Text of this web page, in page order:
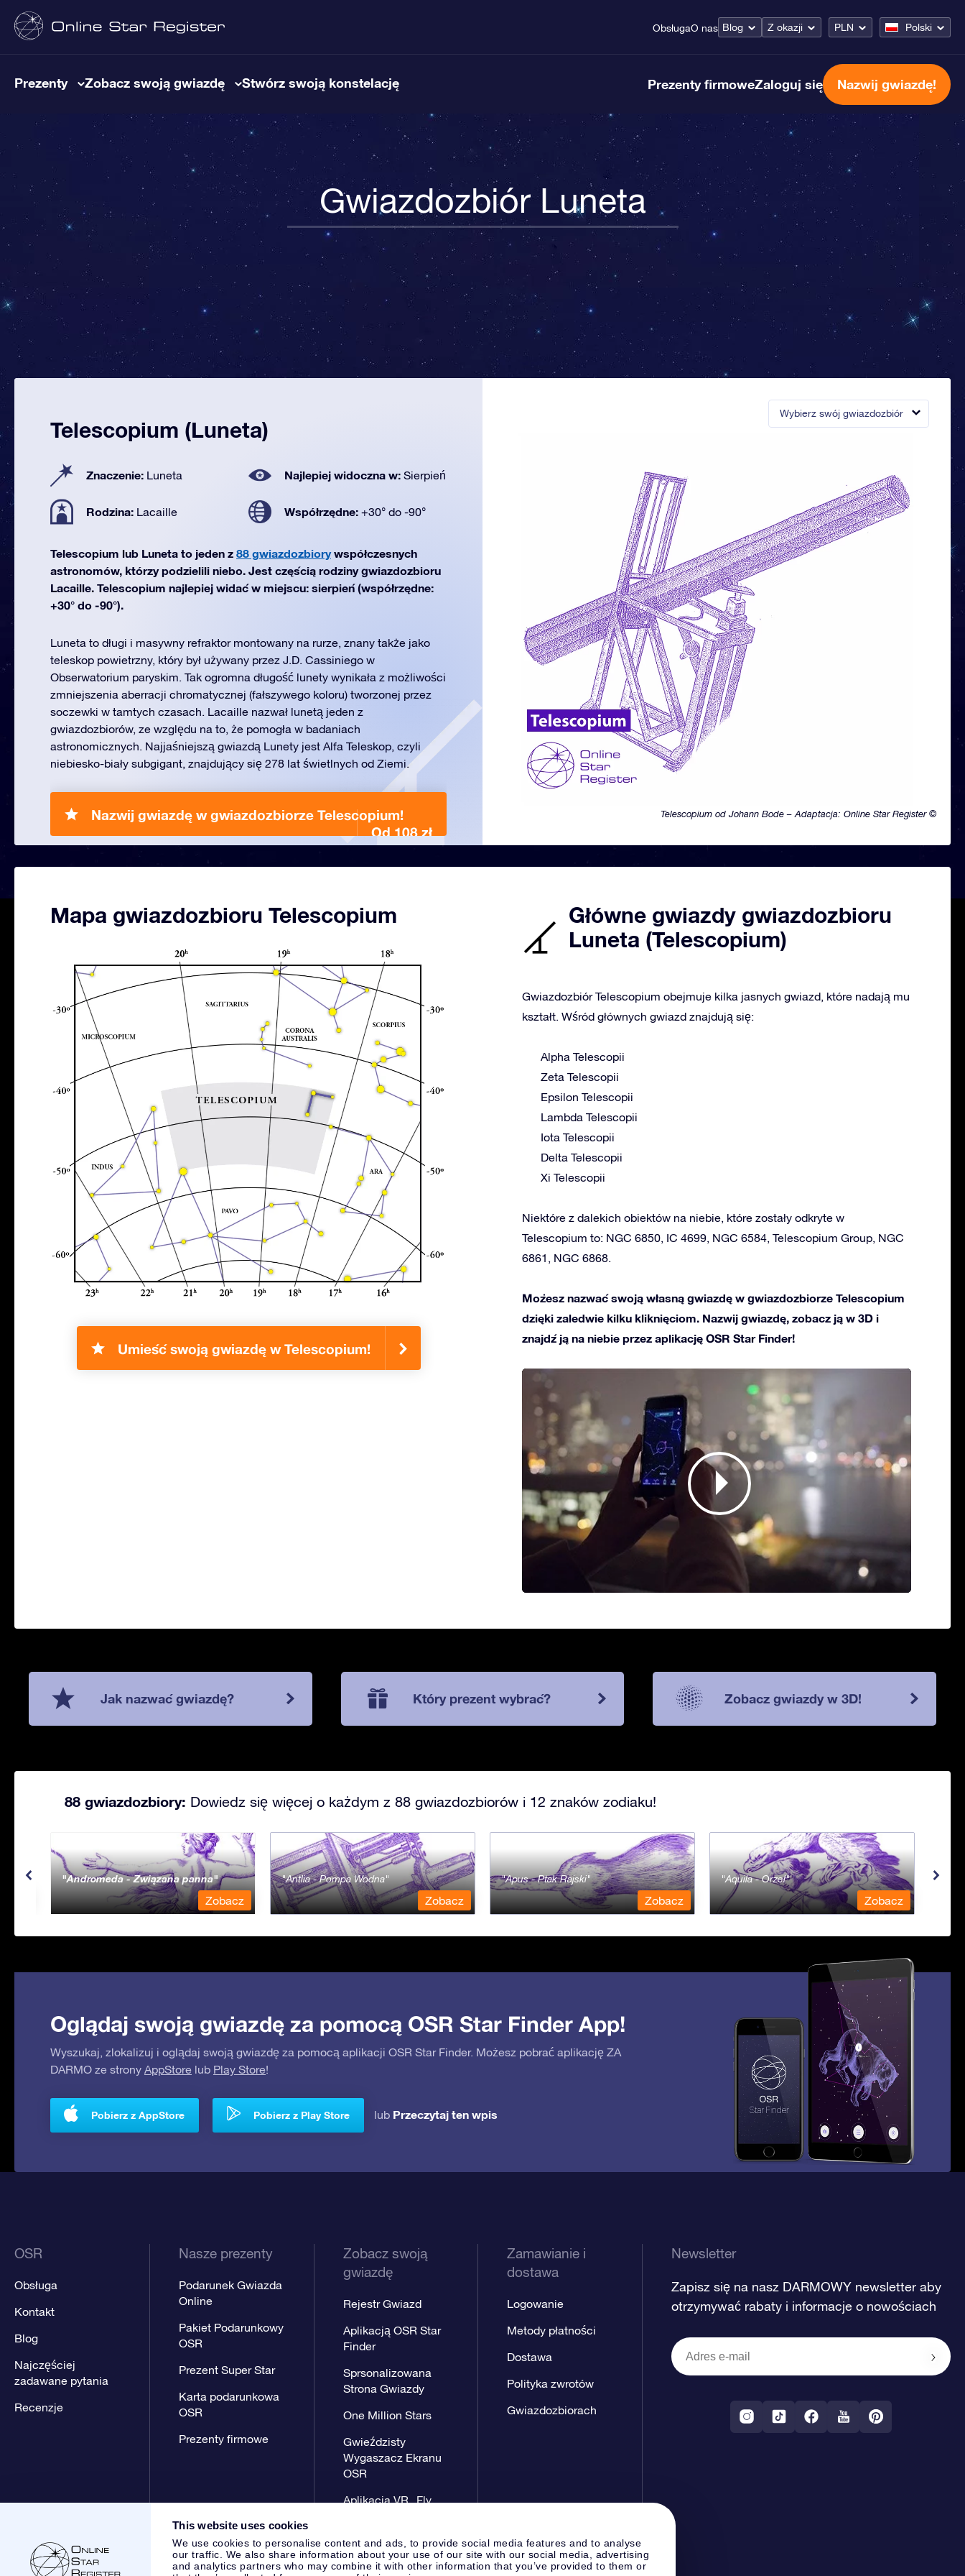
This website uses cookies
We use cookies to personalise content and ads, to provide social media features and to analyse
our traffic. We also share information about your use of our site with our social media, advertising
and analytics partners who may combine it with other information that you’ve provided to them or
ObsługaO nas Blog Z okazji PLN Polski
Prezenty Zobacz swoją gwiazdę Stwórz swoją konstelację Prezenty firmoweZaloguj się Nazwij gwiazdę!
Gwiazdozbiór Luneta
Wybierz swój gwiazdozbiór
Telescopium od Johann Bode – Adaptacja: Online Star Register ©
Telescopium (Luneta)
Znaczenie: Luneta Najlepiej widoczna w: Sierpień
Rodzina: Lacaille Współrzędne: +30° do -90°
Telescopium lub Luneta to jeden z 88 gwiazdozbiorywspółczesnych
astronomów, którzy podzielili niebo. Jest częścią rodziny gwiazdozbioru
Lacaille. Telescopium najlepiej widać w miejscu: sierpień (współrzędne:
+30° do -90°).
Luneta to długi i masywny refraktor montowany na rurze, znany także jako
teleskop powietrzny, który był używany przez J.D. Cassiniego w
Obserwatorium paryskim. Tak ogromna długość lunety wynikała z możliwości
zmniejszenia aberracji chromatycznej (fałszywego koloru) tworzonej przez
soczewki w tamtych czasach. Lacaille nazwał lunetą jeden z
gwiazdozbiorów, ze względu na to, że pomogła w badaniach
astronomicznych. Najjaśniejszą gwiazdą Lunety jest Alfa Teleskop, czyli
niebiesko-biały subgigant, znajdujący się 278 lat świetlnych od Ziemi.
Nazwij gwiazdę w gwiazdozbiorze Telescopium!
Od 108 zł
Mapa gwiazdozbioru Telescopium
Umieść swoją gwiazdę w Telescopium!
Główne gwiazdy gwiazdozbioru
Luneta (Telescopium)
Gwiazdozbiór Telescopium obejmuje kilka jasnych gwiazd, które nadają mu
kształt. Wśród głównych gwiazd znajdują się:
Alpha Telescopii
Zeta Telescopii
Epsilon Telescopii
Lambda Telescopii
Iota Telescopii
Delta Telescopii
Xi Telescopii
Niektóre z dalekich obiektów na niebie, które zostały odkryte w
Telescopium to: NGC 6850, IC 4699, NGC 6584, Telescopium Group, NGC
6861, NGC 6868.
Możesz nazwać swoją własną gwiazdę w gwiazdozbiorze Telescopium
dzięki zaledwie kilku kliknięciom. Nazwij gwiazdę, zobacz ją w 3D i
znajdź ją na niebie przez aplikację OSR Star Finder!
Jak nazwać gwiazdę? Który prezent wybrać? Zobacz gwiazdy w 3D!
88 gwiazdozbiory: Dowiedz się więcej o każdym z 88 gwiazdozbiorów i 12 znaków zodiaku!
Andromeda - Związana panna
Zobacz
Antlia - Pompa Wodna
Zobacz
Apus - Ptak Rajski
Zobacz
Aquila - Orzeł
Zobacz
Oglądaj swoją gwiazdę za pomocą OSR Star Finder App!
Wyszukaj, zlokalizuj i oglądaj swoją gwiazdę za pomocą aplikacji OSR Star Finder. Możesz pobrać aplikację ZA
DARMO ze strony AppStore lub Play Store!
Pobierz z AppStore Pobierz z Play Store lub Przeczytaj ten wpis
OSR
Obsługa
Kontakt
Blog
Najczęściej
zadawane pytania
Recenzje
Nasze prezenty
Podarunek Gwiazda
Online
Pakiet Podarunkowy
OSR
Prezent Super Star
Karta podarunkowa
OSR
Prezenty firmowe
Zobacz swoją
gwiazdę
Rejestr Gwiazd
Aplikacją OSR Star
Finder
Sprsonalizowana
Strona Gwiazdy
One Million Stars
Gwieździsty
Wygaszacz Ekranu
OSR
Aplikacja VR „Fly
Zamawianie i
dostawa
Logowanie
Metody płatności
Dostawa
Polityka zwrotów
Gwiazdozbiorach
Newsletter
Zapisz się na nasz DARMOWY newsletter aby
otrzymywać rabaty i informacje o nowościach